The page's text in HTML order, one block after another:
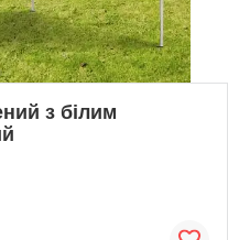
з білим